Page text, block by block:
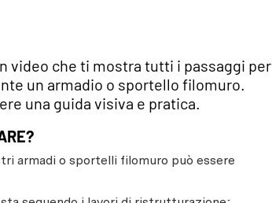
video che ti mostra tutti i passaggi per
un armadio o sportello filomuro.
una guida visiva e pratica.
armadi o sportelli filomuro può essere